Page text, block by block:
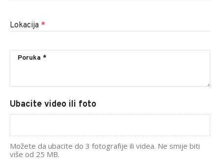
Lokacija *
Ubacite video ili foto
Možete da ubacite do 3 fotografije ili videa. Ne smije biti
više od 25 MB.